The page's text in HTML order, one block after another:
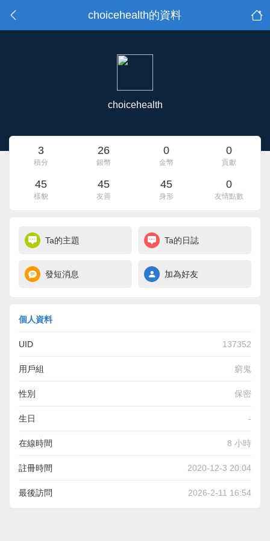
choicehealth的資料
choicehealth
3
積分
26
銀幣
0
金幣
0
貢獻
45
樣貌
45
友善
45
身形
0
友情點數
Ta的主題 Ta的日誌
發短消息 加為好友
個人資料
UID 137352
用戶組 窮鬼
性別 保密
生日 -
在線時間 8 小時
註冊時間 2020-12-3 20:04
最後訪問 2026-2-11 16:54